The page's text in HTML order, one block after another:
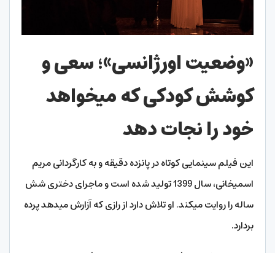
«وضعیت اورژانسی»؛ سعی و
کوشش کودکی که می­خواهد
خود را نجات دهد
این فیلم سینمایی کوتاه در پانزده دقیقه و به کارگردانی مریم
اسمی­خانی، سال 1399 تولید شده است و ماجرای دختری شش
ساله را روایت می­کند. او تلاش دارد از رازی که آزارش می­دهد پرده
بردارد.